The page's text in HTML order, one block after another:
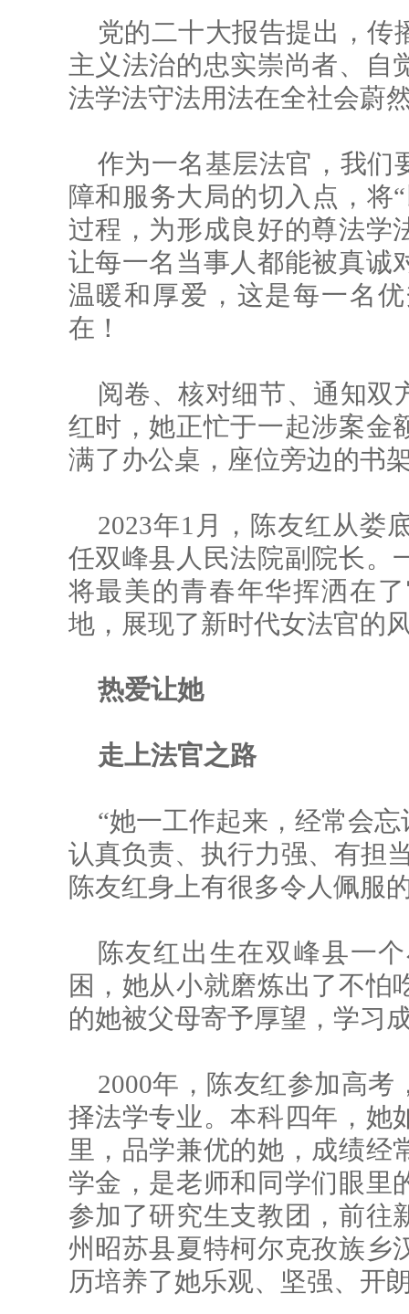
党的二十大报告提出，传
主义法治的忠实崇尚者、自
法学法守法用法在全社会蔚
作为一名基层法官，我们
障和服务大局的切入点，将
过程，为形成良好的尊法学
让每一名当事人都能被真诚
温暖和厚爱，这是每一名
在！
阅卷、核对细节、通知
红时，她正忙于一起涉案金
满了办公桌，座位旁边的书
2023年1月，陈友红从娄
任双峰县人民法院副院长。
将最美的青春年华挥洒在
地，展现了新时代女法官的
热爱让她
走上法官之路
“她一工作起来，经常会
认真负责、执行力强、有
陈友红身上有很多令人佩服
陈友红出生在双峰县一
困，她从小就磨炼出了不怕
的她被父母寄予厚望，学习
2000年，陈友红参加高
择法学专业。本科四年，她
里，品学兼优的她，成绩经
学金，是老师和同学们眼里
参加了研究生支教团，前往
州昭苏县夏特柯尔克孜族乡
历培养了她乐观、坚强、开